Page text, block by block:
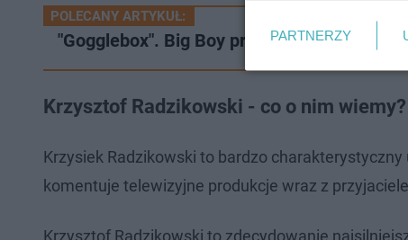
POLECANY ARTYKUŁ:
"Gogglebox". Big Boy przeszedł
Krzysztof Radzikowski - co o nim wiemy?
Krzysiek Radzikowski to bardzo
komentuje telewizyjne produkcje wraz z
Krzysztof Radzikowski to zdecydowanie
PARTNERZY